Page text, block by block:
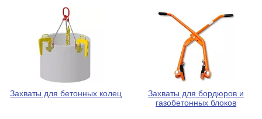
Захваты для бетонных колец
Захваты для бордюров и
газобетонных блоков